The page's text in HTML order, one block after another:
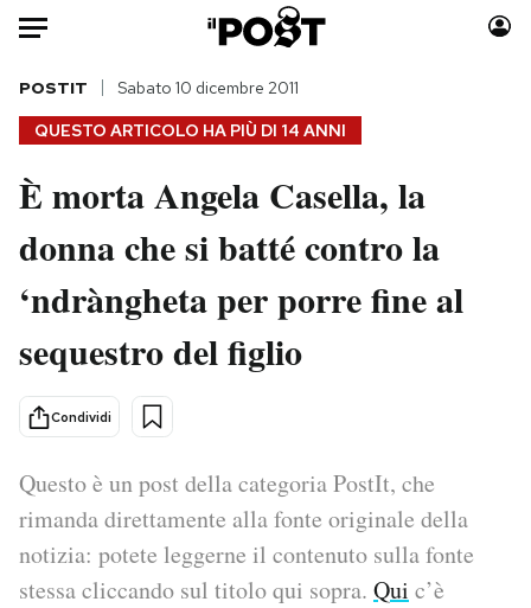
Auto
HOME
Italia
Politica
Tecnologia
Scienza
Cultura
Economia
Sport
Moda
Consumismi
Storie/Idee
Mondiali calcio 2026
PODCAST
QUESTO ARTICOLO HA PIÙ DI 14 ANNI
POSTIT Sabato 10 dicembre 2011
È morta Angela Casella, la
donna che si batté contro la
‘ndràngheta per porre fine al
sequestro del figlio
Condividi
Questo è un post della categoria PostIt, che
rimanda direttamente alla fonte originale della
notizia: potete leggerne il contenuto sulla fonte
stessa cliccando sul titolo qui sopra. Qui c’è